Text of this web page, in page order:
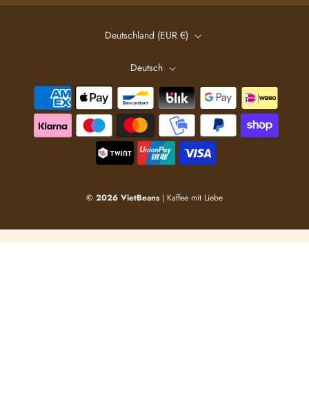
Deutschland (EUR €)
Deutsch
© 2026 VietBeans| Kaffee mit Liebe